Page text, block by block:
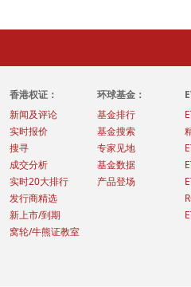
香港权证：
新闻及评论
实时报价
搜寻
成交分析
实时20大排行
发行商精选
新上市/到期
窝轮/牛熊证教室
环球基金：
基金排行
基金搜索
专家见地
基金数据
产品登场